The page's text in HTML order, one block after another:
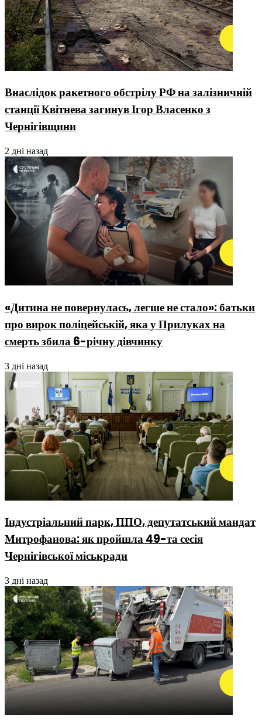
Внаслідок ракетного обстрілу РФ на залізничній
станції Квітнева загинув Ігор Власенко з
Чернігівщини
2 дні назад
«Дитина не повернулась, легше не стало»: батьки
про вирок поліцейській, яка у Прилуках на
смерть збила 6-річну дівчинку
3 дні назад
Індустріальний парк, ППО, депутатський мандат
Митрофанова: як пройшла 49-та сесія
Чернігівської міськради
3 дні назад